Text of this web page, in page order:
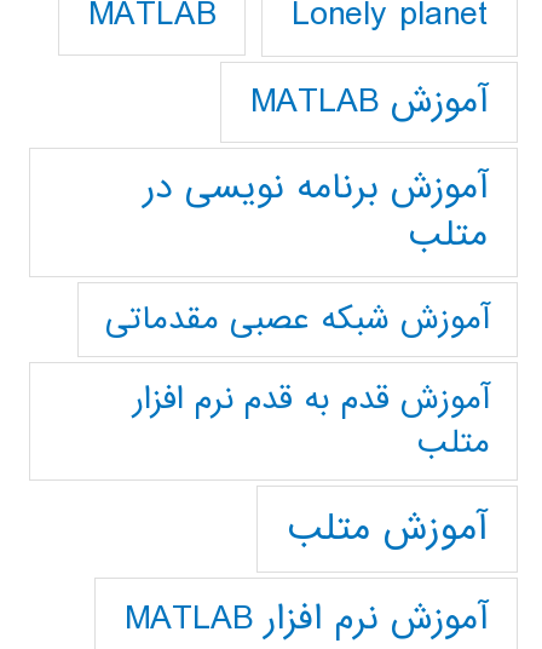
Lonely planet
MATLAB
آموزش MATLAB
آموزش برنامه نویسی در
متلب
آموزش شبکه عصبی مقدماتی
آموزش قدم به قدم نرم افزار
متلب
آموزش متلب
آموزش نرم افزار MATLAB